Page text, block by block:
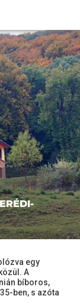
egy
A
bíboros,
ben, s azóta